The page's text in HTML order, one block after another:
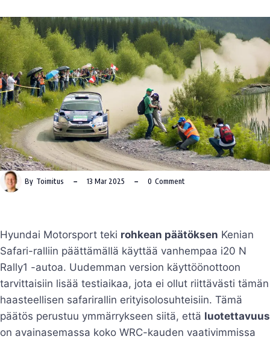
By Toimitus 13 Mar 2025 0 Comment
Hyundai Motorsport teki rohkean päätöksen Kenian
Safari-ralliin päättämällä käyttää vanhempaa i20 N
Rally1 -autoa. Uudemman version käyttöönottoon
tarvittaisiin lisää testiaikaa, jota ei ollut riittävästi tämän
haasteellisen safarirallin erityisolosuhteisiin. Tämä
päätös perustuu ymmärrykseen siitä, että luotettavuus
on avainasemassa koko WRC-kauden vaativimmissa